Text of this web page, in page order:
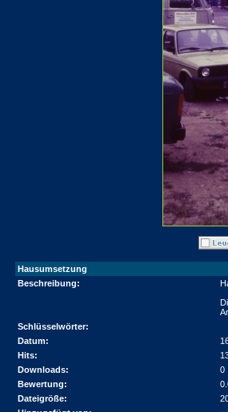
Hausumsetzung
Beschreibung:
Schlüsselwörter:
Datum:
Hits:
Downloads:
0
Bewertung:
Dateigröße: